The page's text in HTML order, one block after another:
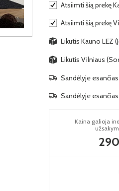
Atsiimti šią prekę
Atsiimti šią prekę
Likutis Kauno LEZ
Likutis Vilniaus
Sandėlyje
Sandėlyje
Kaina galioja